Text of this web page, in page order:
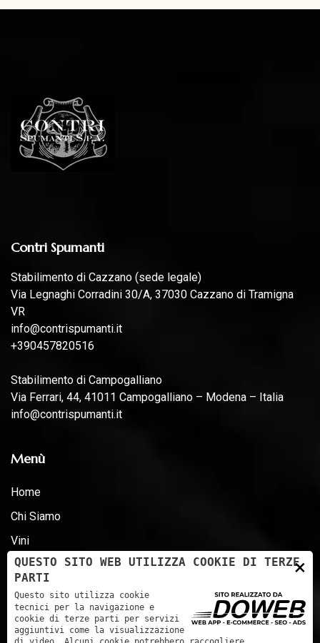
Contri Spumanti
Stabilimento di Cazzano (sede legale)
Via Legnaghi Corradini 30/A, 37030 Cazzano di Tramigna
VR
info@contrispumanti.it
+390457820516
Stabilimento di Campogalliano
Via Ferrari, 44, 41011 Campogalliano – Modena – Italia
info@contrispumanti.it
Menù
Home
Chi Siamo
Vini
News
Premi
Certificazioni - D.LG 231 - ESG
Contatti
×
QUESTO SITO WEB UTILIZZA COOKIE DI TERZE
PARTI
Questo sito utilizza cookie
tecnici per la navigazione e
cookie di terze parti per servizi
aggiuntivi come la visualizzazione